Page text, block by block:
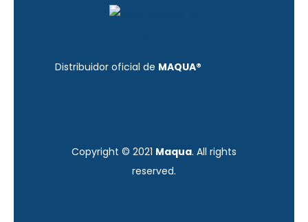
Distribuidor oficial de MAQUA®
Copyright © 2021 Maqua. All rights
reserved.